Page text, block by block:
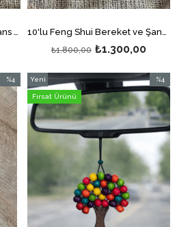
5'lü Feng Shui Bereket ve Şans Kedisi Anahtarlığı (Maneki Neko Figürlü Anahtarlık) (5 Adet) 10'lu Feng Shui Bereket ve Şans Kedisi Anahtarlığı (Maneki Neko Figürlü Anahtarlık) (10 Adet)
₺1.300,00
₺1.800,00
%4
İndirim
%4İndirim
%4
İndirim
Yeni
Ürün
Fırsat Ürünü